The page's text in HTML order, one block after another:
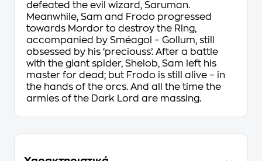
defeated the evil wizard, Saruman.
Meanwhile, Sam and Frodo progressed
towards Mordor to destroy the Ring,
accompanied by Sméagol – Gollum, still
obsessed by his ‘preciouss’. After a battle
with the giant spider, Shelob, Sam left his
master for dead; but Frodo is still alive – in
the hands of the orcs. And all the time the
armies of the Dark Lord are massing.